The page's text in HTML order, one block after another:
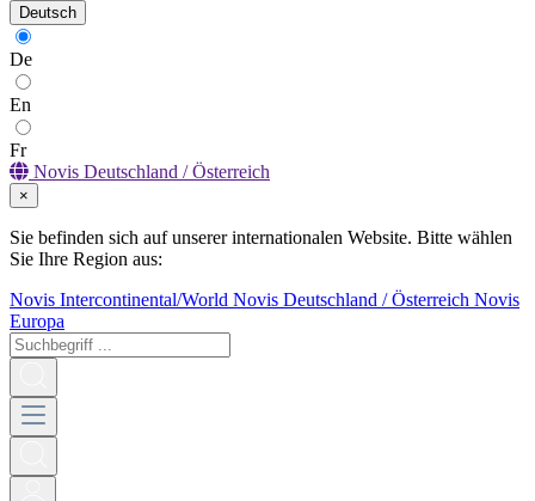
Deutsch
De
En
Fr
Novis Deutschland / Österreich
×
Sie befinden sich auf unserer internationalen Website. Bitte wählen
Sie Ihre Region aus:
Novis Intercontinental/World Novis Deutschland / Österreich Novis
Europa